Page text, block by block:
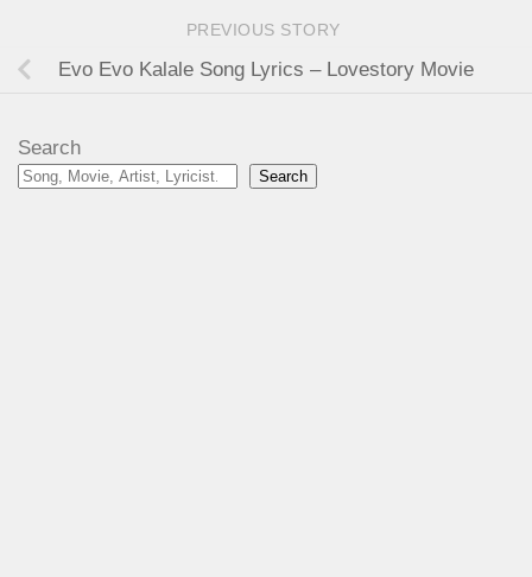
PREVIOUS STORY
Evo Evo Kalale Song Lyrics – Lovestory Movie
Search
Search